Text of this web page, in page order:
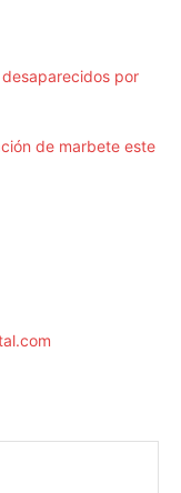
por
de marbete este